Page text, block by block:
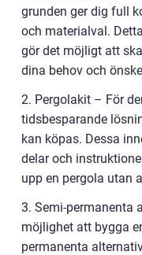
grunden ger dig full
och materialval.
gör det möjligt att
dina behov och
2. Pergolakit – För
tidsbesparande
kan köpas. Dessa
delar och
upp en pergola utan
3. Semi-permanenta
möjlighet att bygga
permanenta